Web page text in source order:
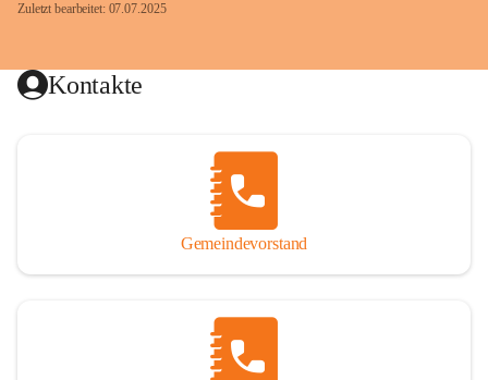
Zuletzt bearbeitet: 07.07.2025
Kontakte
Gemeindevorstand